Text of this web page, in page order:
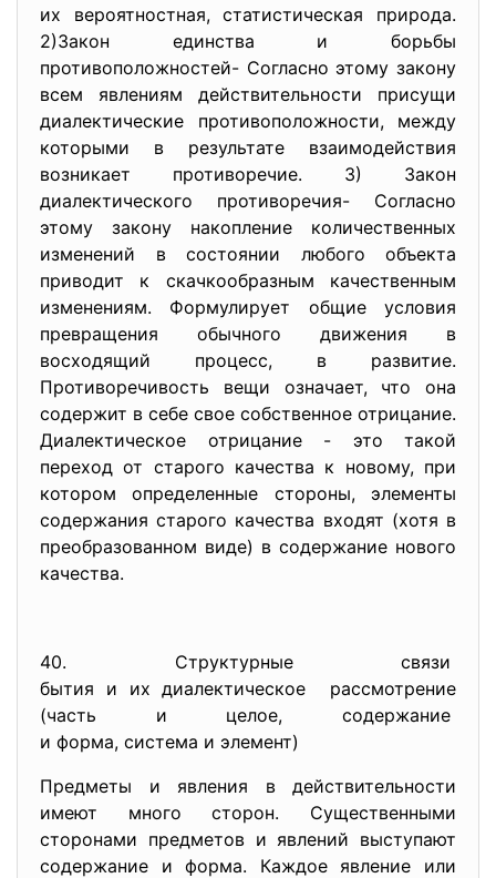
их вероятностная, статистическая природа.
2)Закон единства и борьбы
противоположностей- Согласно этому закону
всем явлениям действительности присущи
диалектические противоположности, между
которыми в результате взаимодействия
возникает противоречие. 3) Закон
диалектического противоречия- Согласно
этому закону накопление количественных
изменений в состоянии любого объекта
приводит к скачкообразным качественным
изменениям. Формулирует общие условия
превращения обычного движения в
восходящий процесс, в развитие.
Противоречивость вещи означает, что она
содержит в себе свое собственное отрицание.
Диалектическое отрицание - это такой
переход от старого качества к новому, при
котором определенные стороны, элементы
содержания старого качества входят (хотя в
преобразованном виде) в содержание нового
качества.
40. Структурные связи
бытия и их диалектическое рассмотрение
(часть и целое, содержание
и форма, система и элемент)
Предметы и явления в действительности
имеют много сторон. Существенными
сторонами предметов и явлений выступают
содержание и форма. Каждое явление или